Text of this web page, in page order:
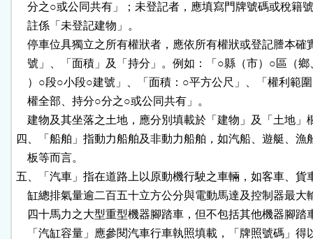
分之○或公同共有」；未登記者，應填寫門牌號碼或稅籍
    註係「未登記建物」。
停車位具獨立之所有權狀者，應依所有權狀或登記謄本確
號」、「面積」及「持分」。例如：「○縣（市）○區（
）○段○小段○建號」、「面積：○平方公尺」、「權利範
    權全部、持分○分之○或公同共有」。
建物及其坐落之土地，應分別填載於「建物」及「土地」
四、「船舶」指動力船舶及非動力船舶，如汽船、遊艇、漁
    板等而言。
五、「汽車」指在道路上以原動機行駛之車輛，如客車、貨
缸總排氣量逾二百五十立方公分與電動馬達及控制器最大
四十馬力之大型重型機器腳踏車，但不包括其他機器腳踏
「汽缸容量」應參閱汽車行車執照填載，「牌照號碼」得